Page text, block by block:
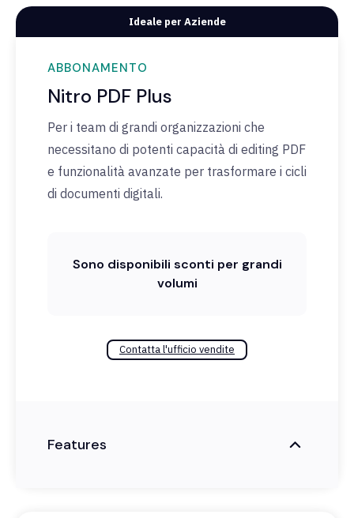
Ideale per Aziende
ABBONAMENTO
Nitro PDF Plus
Per i team di grandi organizzazioni che
necessitano di potenti capacità di editing PDF
e funzionalità avanzate per trasformare i cicli
di documenti digitali.
Sono disponibili sconti per grandi
volumi
Contatta l'ufficio vendite
Features